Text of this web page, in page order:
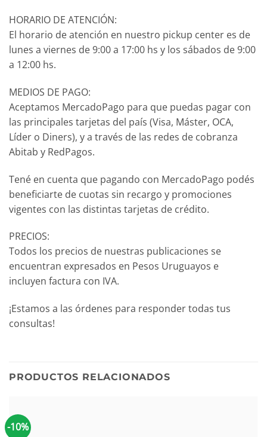
HORARIO DE ATENCIÓN:
El horario de atención en nuestro pickup center es de
lunes a viernes de 9:00 a 17:00 hs y los sábados de 9:00
a 12:00 hs.
MEDIOS DE PAGO:
Aceptamos MercadoPago para que puedas pagar con
las principales tarjetas del país (Visa, Máster, OCA,
Líder o Diners), y a través de las redes de cobranza
Abitab y RedPagos.
Tené en cuenta que pagando con MercadoPago podés
beneficiarte de cuotas sin recargo y promociones
vigentes con las distintas tarjetas de crédito.
PRECIOS:
Todos los precios de nuestras publicaciones se
encuentran expresados en Pesos Uruguayos e
incluyen factura con IVA.
¡Estamos a las órdenes para responder todas tus
consultas!
PRODUCTOS RELACIONADOS
-10%